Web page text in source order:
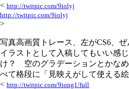
< http://twitpic.com/9iolyj
http://twitpic.com/9iolyj
>
写真高画質トレース、左がCS6、
イラストとして入稿してもいい感
け？ 空のグラデーションとかな
べて格段に「見映えがして使える絵
< http://twitpic.com/9iong1/full